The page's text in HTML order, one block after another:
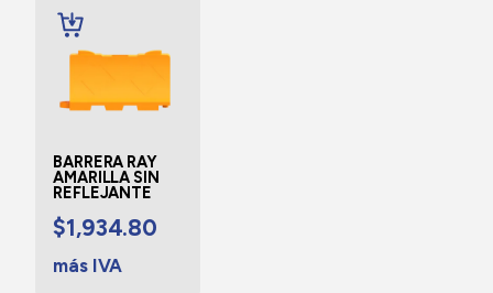
BARRERA RAY
AMARILLA SIN
REFLEJANTE
$1,934.80
más IVA
AÑADIR
AL
CARRITO